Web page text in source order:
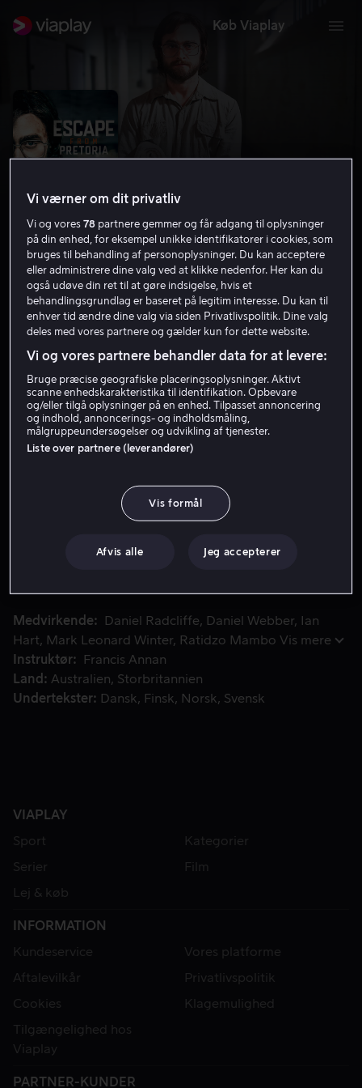
Køb Viaplay
Escape from Pretoria
6.8 Thriller 2020 1 t. 41 min
11 år
HD
Lej 59 kr
Køb 149 kr
Se trailer
Den sande historie om de politiske fanger, Tim Jenkin
Den sande historie om de politiske fanger, Tim Jenkin og
andre fanger, lykkedes med at flygte fra det berygtede
Medvirkende Daniel Radcliffe Daniel Webber
Ian
Hart
Mark Leonard Winter Ratidzo Mambo Vis mere
Instruktør
Francis Annan
Land
Australien
Storbritannien
Undertekster
Dansk Finsk Norsk Svensk
VIAPLAY
Sport
Kategorier
Serier
Film
Lej & køb
INFORMATION
Kundeservice
Vores platforme
Aftalevilkår
Privatlivspolitik
Cookies
Klagemulighed
Tilgængelighed hos
Viaplay
PARTNER-KUNDER
Vi værner om dit privatliv
Vi og vores78 partnere gemmer og får adgang til oplysninger
på din enhed, for eksempel unikke identifikatorer i cookies, som
bruges til behandling af personoplysninger. Du kan acceptere
eller administrere dine valg ved at klikke nedenfor. Her kan du
også udøve din ret til at gøre indsigelse, hvis et
behandlingsgrundlag er baseret på legitim interesse. Du kan til
enhver tid ændre dine valg via siden Privatlivspolitik. Dine valg
deles med vores partnere og gælder kun for dette website.
Vi og vores partnere behandler data for at levere:
Bruge præcise geografiske placeringsoplysninger. Aktivt
scanne enhedskarakteristika til identifikation. Opbevare
og/eller tilgå oplysninger på en enhed. Tilpasset annoncering
og indhold, annoncerings- og indholdsmåling,
målgruppeundersøgelser og udvikling af tjenester.
Liste over partnere (leverandører)
Vis formål
Afvis alle Jeg accepterer